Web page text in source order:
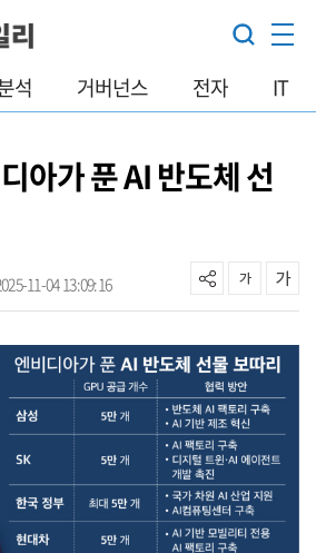
석 거버넌스 전자 IT
아가 푼 AI 반도체 선
11-04 13:09:16